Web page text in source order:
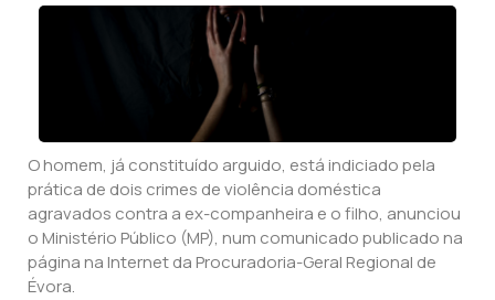
O homem, já constituído arguido, está indiciado pela
prática de dois crimes de violência doméstica
agravados contra a ex-companheira e o filho, anunciou
o Ministério Público (MP), num comunicado publicado na
página na Internet da Procuradoria-Geral Regional de
Évora.